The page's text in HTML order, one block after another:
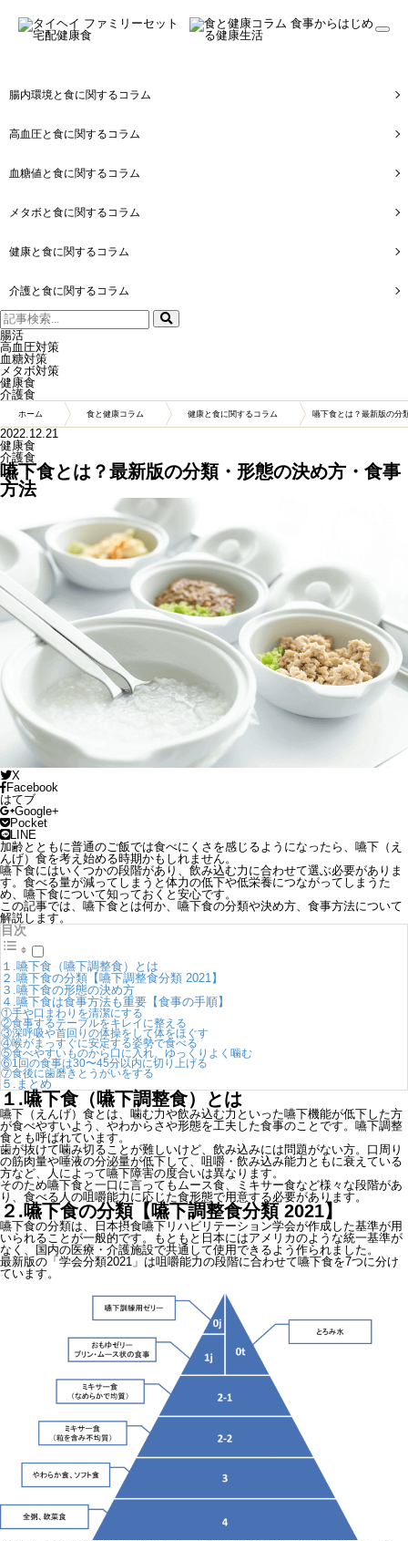
腸内環境と食に関するコラム
高血圧と食に関するコラム
血糖値と食に関するコラム
メタボと食に関するコラム
健康と食に関するコラム
介護と食に関するコラム
検
索:
腸活
高血圧対策
血糖対策
メタボ対策
健康食
介護食
ホーム 食と健康コラム 健康と食に関するコラム 嚥下食とは？最新版の分
2022.12.21
健康食
介護食
嚥下食とは？最新版の分類・形態の決め方・食事
方法
X
Facebook
はてブ
Google+
Pocket
LINE
加齢とともに普通のご飯では食べにくさを感じるようになったら、嚥下（え
んげ）食を考え始める時期かもしれません。
嚥下食にはいくつかの段階があり、飲み込む力に合わせて選ぶ必要がありま
す。食べる量が減ってしまうと体力の低下や低栄養につながってしまうた
め、嚥下食について知っておくと安心です。
この記事では、嚥下食とは何か、嚥下食の分類や決め方、食事方法について
解説します。
目次
１.嚥下食（嚥下調整食）とは
２.嚥下食の分類【嚥下調整食分類 2021】
３.嚥下食の形態の決め方
４.嚥下食は食事方法も重要【食事の手順】
①手や口まわりを清潔にする
②食事するテーブルをキレイに整える
③深呼吸や首回りの体操をして体をほぐす
④喉がまっすぐに安定する姿勢で食べる
⑤食べやすいものから口に入れ、ゆっくりよく噛む
⑥1回の食事は30〜45分以内に切り上げる
⑦食後に歯磨きとうがいをする
５.まとめ
１.嚥下食（嚥下調整食）とは
嚥下（えんげ）食とは、噛む力や飲み込む力といった嚥下機能が低下した方
が食べやすいよう、やわからさや形態を工夫した食事のことです。嚥下調整
食とも呼ばれています。
歯が抜けて噛み切ることが難しいけど、飲み込みには問題がない方。口周り
の筋肉量や唾液の分泌量が低下して、咀嚼・飲み込み能力ともに衰えている
方など、人によって嚥下障害の度合いは異なります。
そのため嚥下食と一口に言ってもムース食、ミキサー食など様々な段階があ
り、食べる人の咀嚼能力に応じた食形態で用意する必要があります。
２.嚥下食の分類【嚥下調整食分類 2021】
嚥下食の分類は、日本摂食嚥下リハビリテーション学会が作成した基準が用
いられることが一般的です。もともと日本にはアメリカのような統一基準が
なく、国内の医療・介護施設で共通して使用できるよう作られました。
最新版の「学会分類2021」は咀嚼能力の段階に合わせて嚥下食を7つに分け
ています。